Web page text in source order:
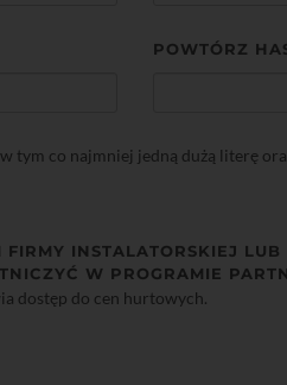
POWTÓRZ
tym co najmniej jedną dużą literę
FIRMY INSTALATORSKIEJ
W PROGRAMIE
dostęp do cen hurtowych.